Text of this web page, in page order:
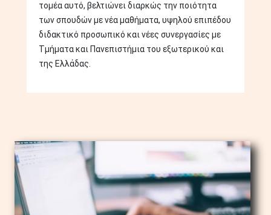
τομέα αυτό, βελτιώνει διαρκώς την ποιότητα
των σπουδών με νέα μαθήματα, υψηλού επιπέδου
διδακτικό προσωπικό και νέες συνεργασίες με
Τμήματα και Πανεπιστήμια του εξωτερικού και
της Ελλάδας.
Image